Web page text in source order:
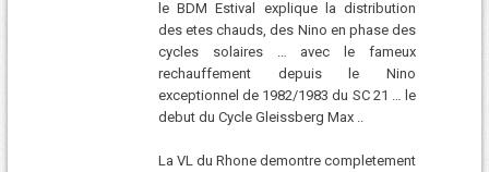
le BDM Estival explique la distribution
des etes chauds, des Nino en phase des
cycles solaires … avec le fameux
rechauffement depuis le Nino
exceptionnel de 1982/1983 du SC 21 … le
debut du Cycle Gleissberg Max ..
La VL du Rhone demontre completement